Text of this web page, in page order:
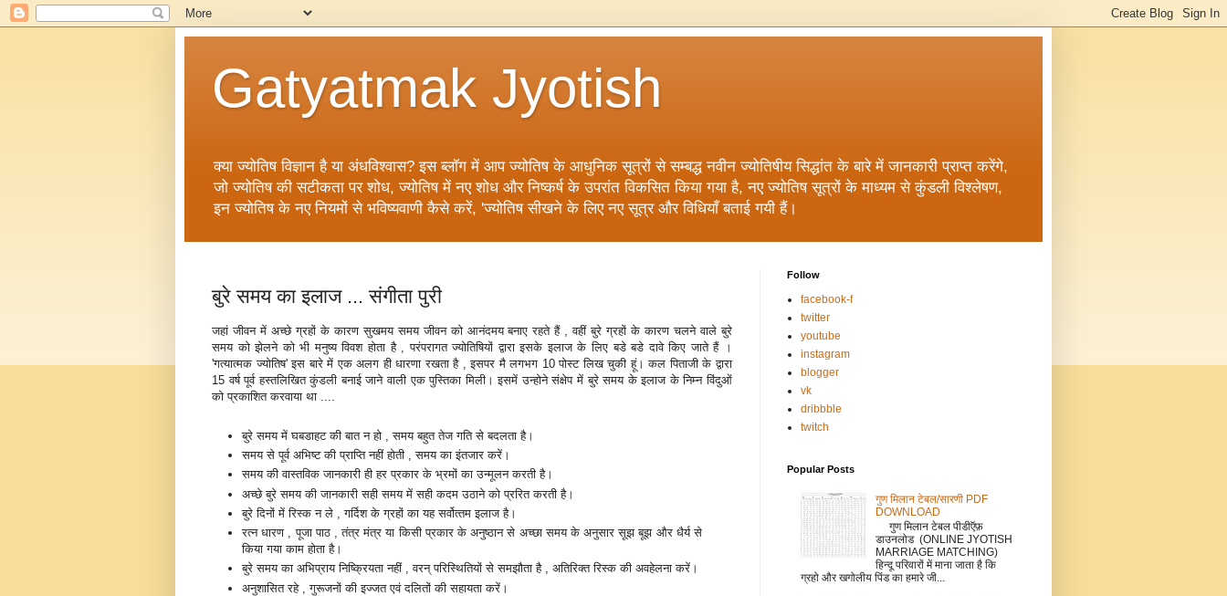
Gatyatmak Jyotish
क्या ज्योतिष विज्ञान है या अंधविश्वास? इस ब्लॉग में आप ज्योतिष के आधुनिक सूत्रों से सम्बद्ध नवीन ज्योतिषीय सिद्धांत के बारे में जानकारी प्राप्त करेंगे,
जो ज्योतिष की सटीकता पर शोध, ज्योतिष में नए शोध और निष्कर्ष के उपरांत विकसित किया गया है, नए ज्योतिष सूत्रों के माध्यम से कुंडली विश्लेषण,
इन ज्योतिष के नए नियमों से भविष्यवाणी कैसे करें, 'ज्योतिष सीखने के लिए नए सूत्र और विधियाँ बताई गयी हैं।
बुरे समय का इलाज ... संगीता पुरी
जहां जीवन में अच्‍छे ग्रहों के कारण सुखमय समय जीवन को आनंदमय बनाए रहते हैं , वहीं बुरे ग्रहों के कारण चलने वाले बुरे
समय को झेलने को भी मनुष्‍य विवश होता है , परंपरागत ज्‍योतिषियों द्वारा इसके इलाज के लिए बडे बडे दावे किए जाते हैं ।
'गत्‍यात्‍मक ज्‍योतिष' इस बारे में एक अलग ही धारणा रखता है , इसपर मै लगभग 10 पोस्‍ट लिख चुकी हूं। कल पिताजी के द्वारा
15 वर्ष पूर्व हस्‍तलिखित कुंडली बनाई जाने वाली एक पुस्तिका मिली। इसमें उन्‍होने संक्षेप में बुरे समय के इलाज के निम्‍न विंदुओं
को प्रकाशित करवाया था ....
बुरे समय में घबडाहट की बात न हो , समय बहुत तेज गति से बदलता है।
समय से पूर्व अभिष्‍ट की प्राप्ति नहीं होती , समय का इंतजार करें।
समय की वास्‍तविक जानकारी ही हर प्रकार के भ्रमों का उन्‍मूलन करती है।
अच्‍छे बुरे समय की जानकारी सही समय में सही कदम उठाने को प्ररित करती है।
बुरे दिनों में रिस्‍क न ले , गर्दिश के ग्रहों का यह सर्वोत्‍तम इलाज है।
रत्‍न धारण , पूजा पाठ , तंत्र मंत्र या किसी प्रकार के अनुष्‍ठान से अच्‍छा समय के अनुसार सूझ बूझ और धैर्य से
किया गया काम होता है।
बुरे समय का अभिप्राय निष्क्रियता नहीं , वरन् परिस्थितियों से समझौता है , अतिरिक्‍त रिस्‍क की अवहेलना करें।
अनुशासित रहे , गुरूजनों की इज्‍जत एवं दलितों की सहायता करें।
Follow
facebook-f
twitter
youtube
instagram
blogger
vk
dribbble
twitch
Popular Posts
गुण मिलान टेबल/सारणी PDF
DOWNLOAD
गुण मिलान टेबल पीडीऍफ़
डाउनलोड (ONLINE JYOTISH
MARRIAGE MATCHING)
हिन्दू परिवारों में माना जाता है कि
ग्रहो और खगोलीय पिंड का हमारे जी...